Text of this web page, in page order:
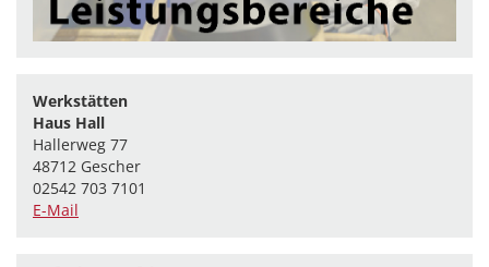
Werkstätten
Haus Hall
Hallerweg 77
48712 Gescher
02542 703 7101
E-Mail